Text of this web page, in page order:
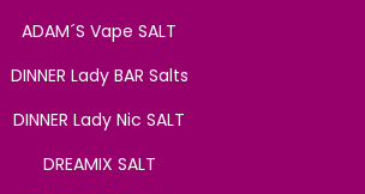
ADAM´S Vape SALT
DINNER Lady BAR Salts
DINNER Lady Nic SALT
DREAMIX SALT